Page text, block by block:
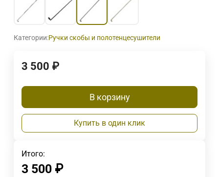
Категории:Ручки скобы и полотенцесушители
3 500 ₽
В корзину
Купить в один клик
Итого:
3 500 ₽